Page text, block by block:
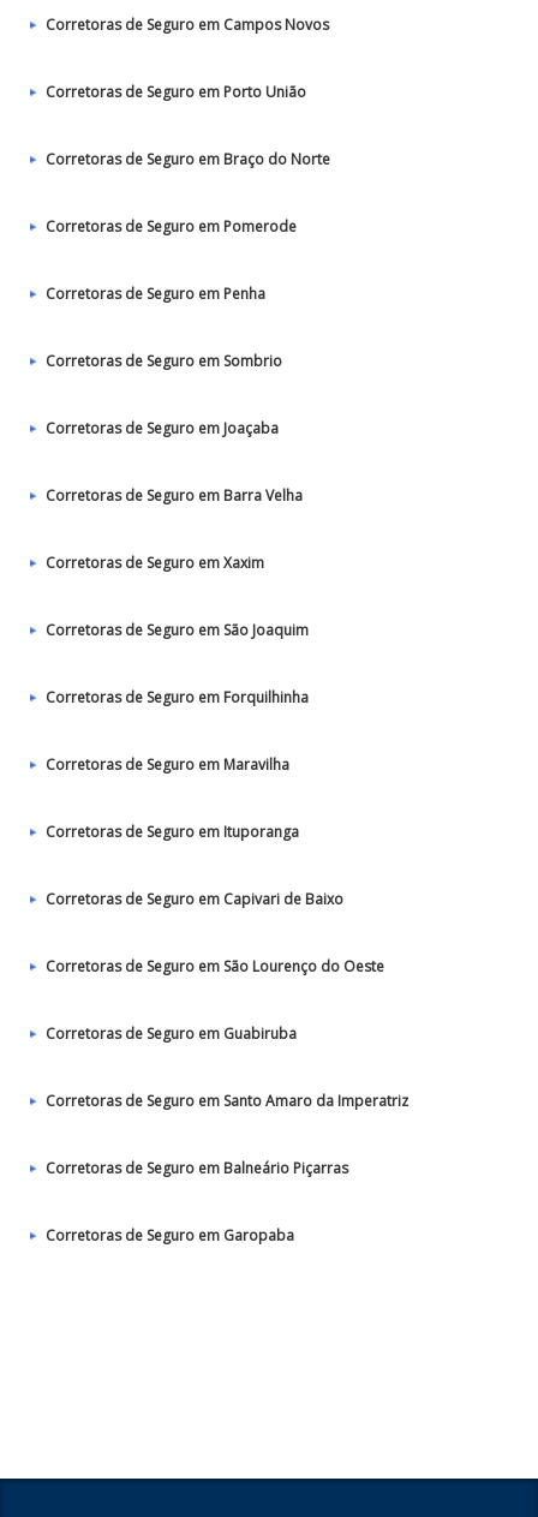
Corretoras de Seguro em Campos Novos
Corretoras de Seguro em Porto União
Corretoras de Seguro em Braço do Norte
Corretoras de Seguro em Pomerode
Corretoras de Seguro em Penha
Corretoras de Seguro em Sombrio
Corretoras de Seguro em Joaçaba
Corretoras de Seguro em Barra Velha
Corretoras de Seguro em Xaxim
Corretoras de Seguro em São Joaquim
Corretoras de Seguro em Forquilhinha
Corretoras de Seguro em Maravilha
Corretoras de Seguro em Ituporanga
Corretoras de Seguro em Capivari de Baixo
Corretoras de Seguro em São Lourenço do Oeste
Corretoras de Seguro em Guabiruba
Corretoras de Seguro em Santo Amaro da Imperatriz
Corretoras de Seguro em Balneário Piçarras
Corretoras de Seguro em Garopaba